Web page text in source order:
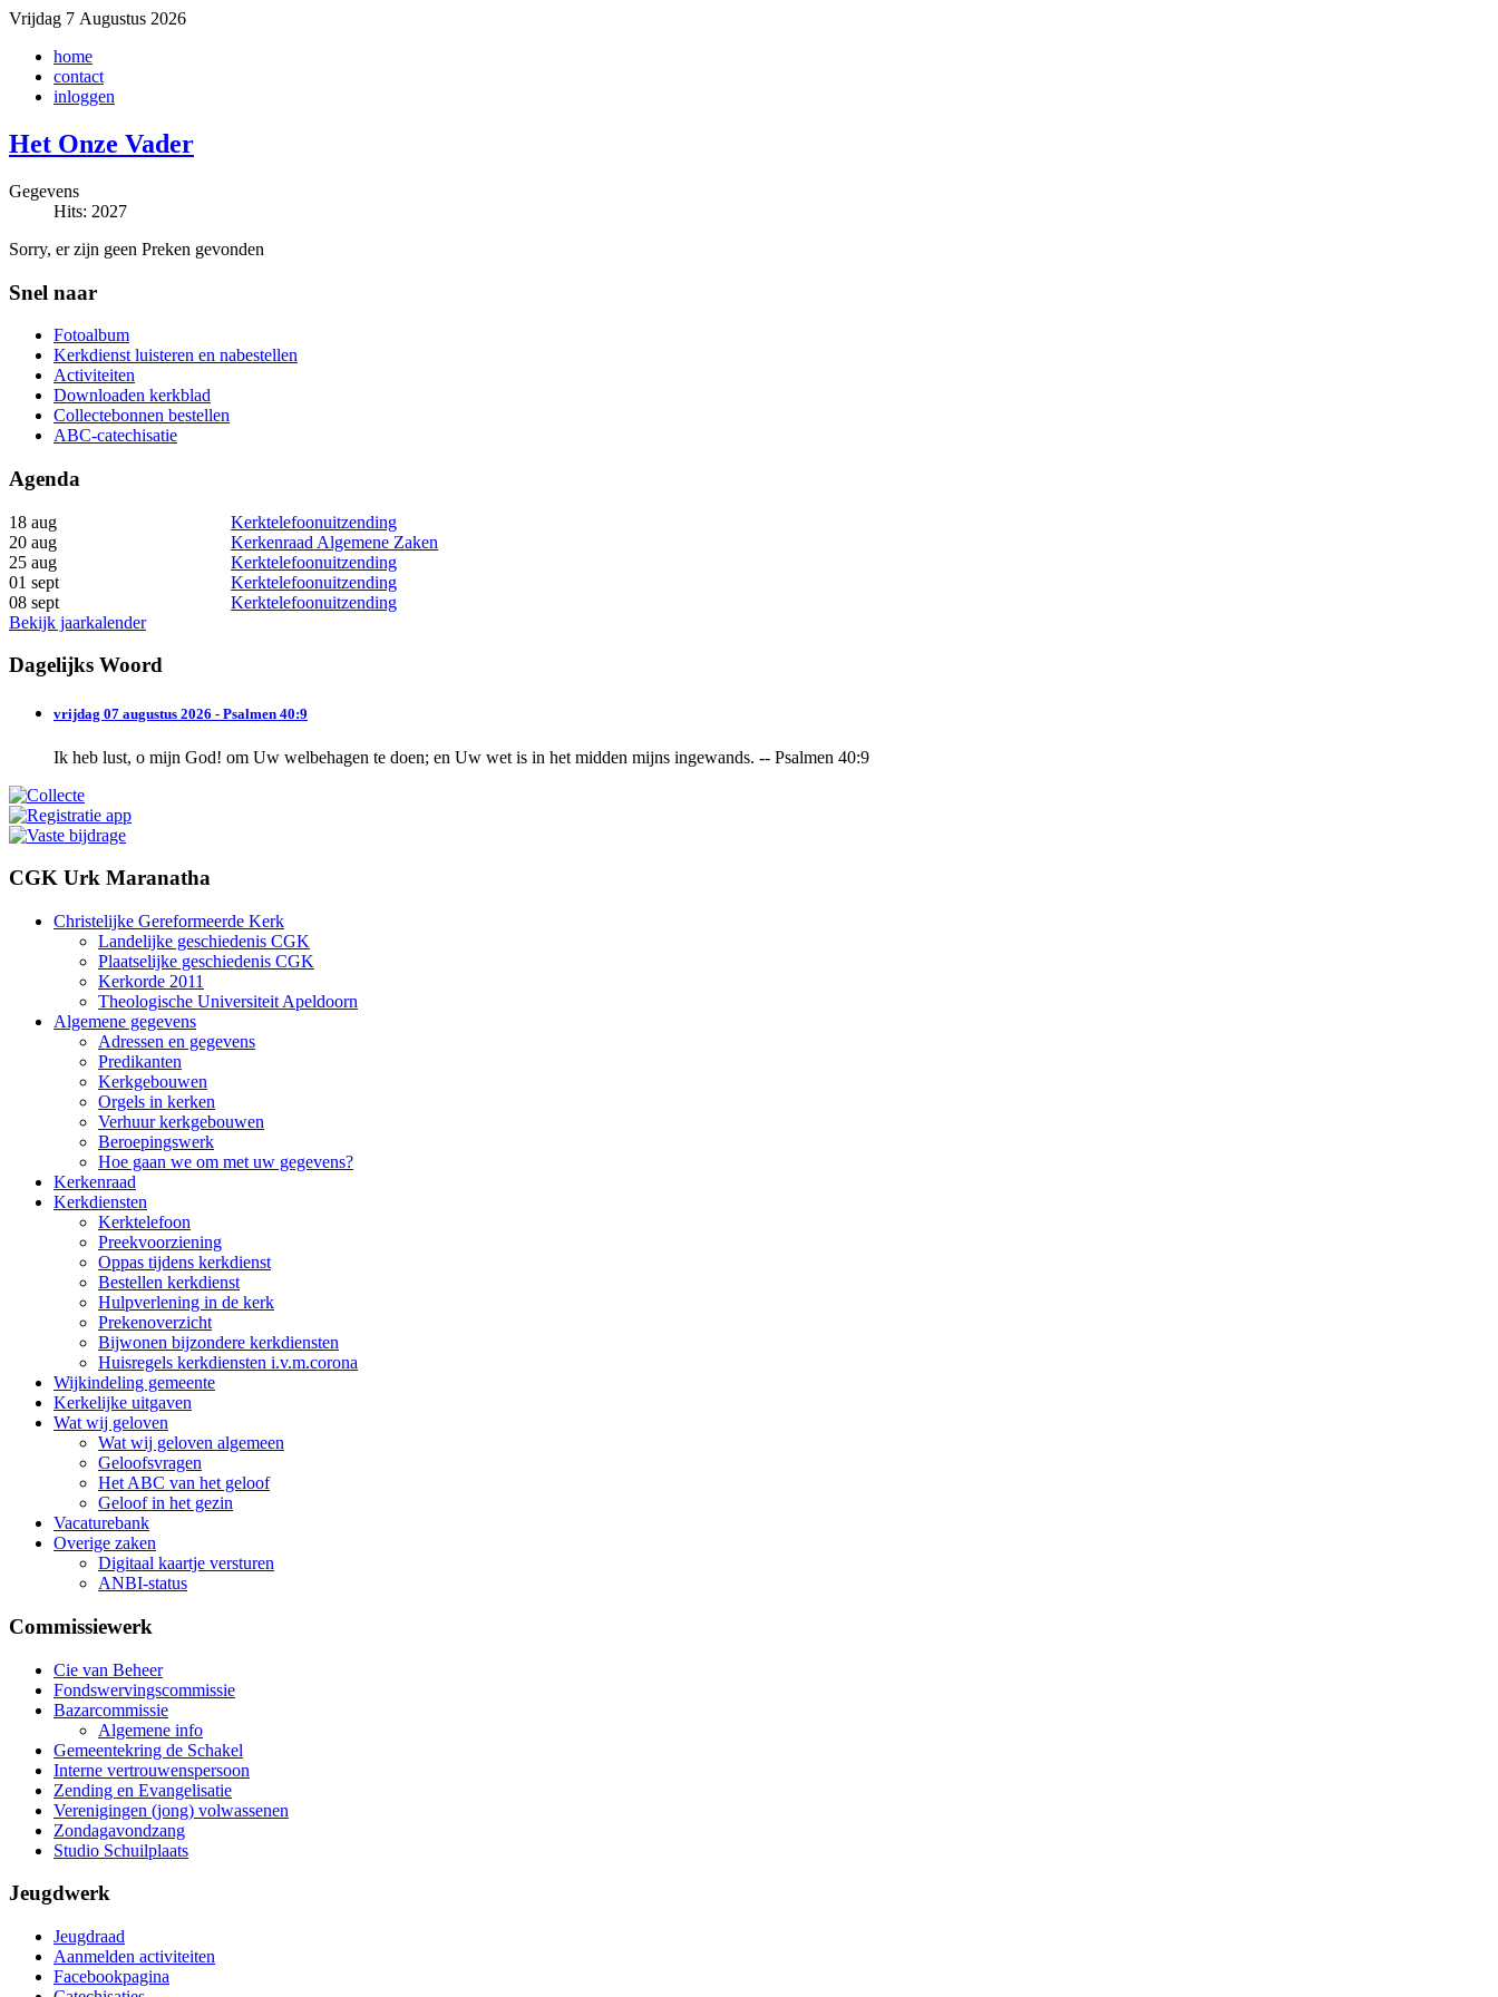
Vrijdag 7 Augustus 2026
home
contact
inloggen
Het Onze Vader
Gegevens
Hits: 2027
Sorry, er zijn geen Preken gevonden
Snel naar
Fotoalbum
Kerkdienst luisteren en nabestellen
Activiteiten
Downloaden kerkblad
Collectebonnen bestellen
ABC-catechisatie
Agenda
18 aug
Kerktelefoonuitzending
20 aug
Kerkenraad Algemene Zaken
25 aug
Kerktelefoonuitzending
01 sept
Kerktelefoonuitzending
08 sept
Kerktelefoonuitzending
Bekijk jaarkalender
Dagelijks Woord
vrijdag 07 augustus 2026 - Psalmen 40:9
Ik heb lust, o mijn God! om Uw welbehagen te doen; en Uw wet is in het midden mijns ingewands. -- Psalmen 40:9
CGK Urk Maranatha
Christelijke Gereformeerde Kerk
Landelijke geschiedenis CGK
Plaatselijke geschiedenis CGK
Kerkorde 2011
Theologische Universiteit Apeldoorn
Algemene gegevens
Adressen en gegevens
Predikanten
Kerkgebouwen
Orgels in kerken
Verhuur kerkgebouwen
Beroepingswerk
Hoe gaan we om met uw gegevens?
Kerkenraad
Kerkdiensten
Kerktelefoon
Preekvoorziening
Oppas tijdens kerkdienst
Bestellen kerkdienst
Hulpverlening in de kerk
Prekenoverzicht
Bijwonen bijzondere kerkdiensten
Huisregels kerkdiensten i.v.m.corona
Wijkindeling gemeente
Kerkelijke uitgaven
Wat wij geloven
Wat wij geloven algemeen
Geloofsvragen
Het ABC van het geloof
Geloof in het gezin
Vacaturebank
Overige zaken
Digitaal kaartje versturen
ANBI-status
Commissiewerk
Cie van Beheer
Fondswervingscommissie
Bazarcommissie
Algemene info
Gemeentekring de Schakel
Interne vertrouwenspersoon
Zending en Evangelisatie
Verenigingen (jong) volwassenen
Zondagavondzang
Studio Schuilplaats
Jeugdwerk
Jeugdraad
Aanmelden activiteiten
Facebookpagina